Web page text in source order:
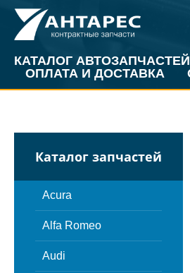
КАТАЛОГ АВТОЗАПЧАСТЕЙ
ОПЛАТА И ДОСТАВКА
Каталог запчастей
Acura
Alfa Romeo
Audi